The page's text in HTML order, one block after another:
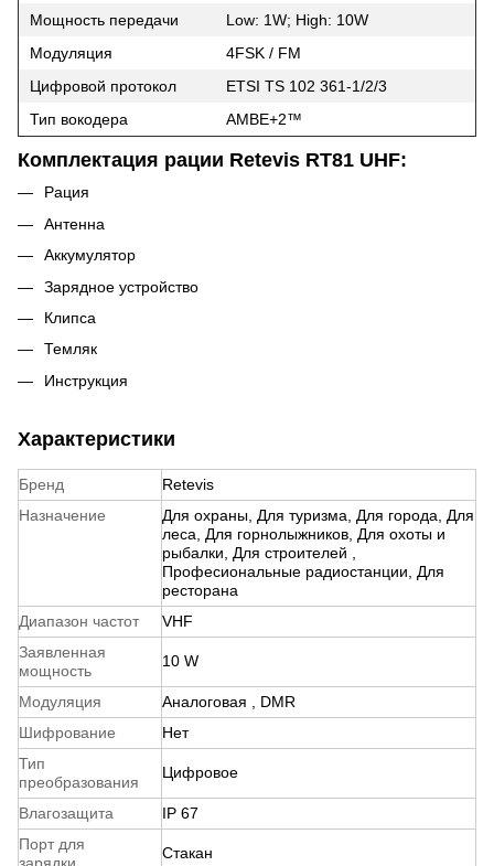
Мощность передачи
Low: 1W; High: 10W
Модуляция
4FSK / FM
Цифровой протокол
ETSI TS 102 361-1/2/3
Тип вокодера
AMBE+2™
Комплектация рации Retevis RT81 UHF:
Рация
Антенна
Аккумулятор
Зарядное устройство
Клипса
Темляк
Инструкция
Характеристики
Бренд
Retevis
Назначение
Для охраны Для туризма Для города
Для
леса
Для горнолыжников Для охоты и
рыбалки
Для строителей
Професиональные радиостанции
Для
ресторана
Диапазон частот
VHF
Заявленная
мощность
10 W
Модуляция Аналоговая
DMR
Шифрование
Нет
Тип
преобразования
Цифровое
Влагозащита
IP 67
Порт для
зарядки
Стакан